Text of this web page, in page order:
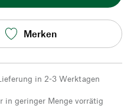
Merken
in 2-3 Werktagen
in geringer Menge vorrätig